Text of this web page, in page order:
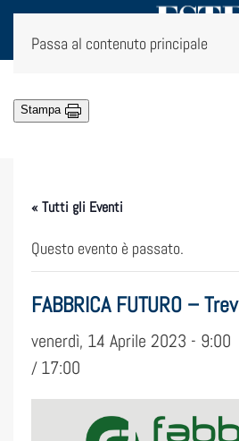
Passa al contenuto principale
Stampa
« Tutti gli Eventi
Questo evento è passato.
FABBRICA FUTURO –
venerdì, 14 Aprile 2023 - 9:00
/ 17:00